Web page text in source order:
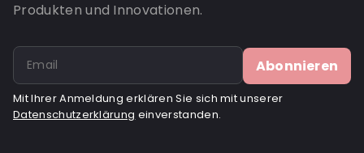
Produkten und Innovationen.
Abonnieren
Mit Ihrer Anmeldung erklären Sie sich mit unserer
Datenschutzerklärung einverstanden.